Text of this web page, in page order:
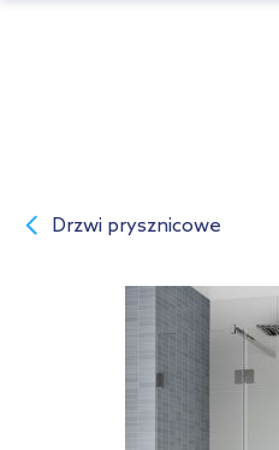
Drzwi prysznicowe